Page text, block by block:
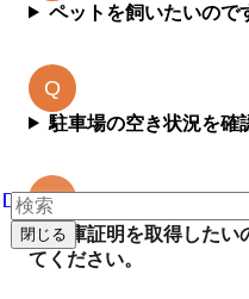
ペットを飼いたいので
駐車場の空き状況を確
車庫証明を取得したい
てください。
閉じる